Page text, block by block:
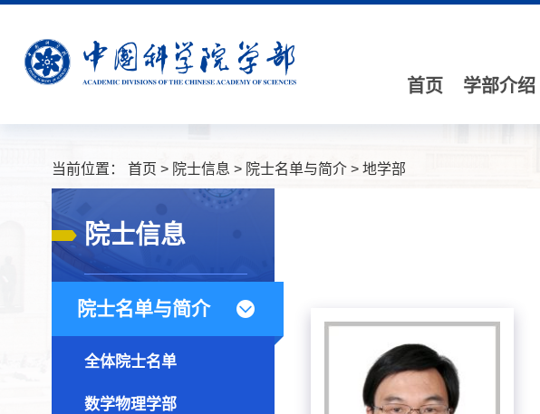
首页 学部介绍
当前位置： 首页 > 院士信息 > 院士名单与简介 > 地学部
院士信息
院士名单与简介
全体院士名单
数学物理学部